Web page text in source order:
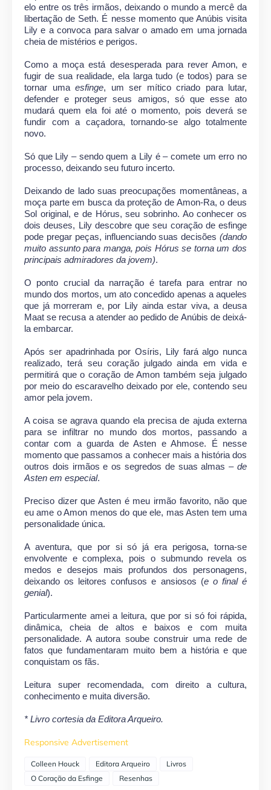
elo entre os três irmãos, deixando o mundo a mercê da
libertação de Seth. É nesse momento que Anúbis visita
Lily e a convoca para salvar o amado em uma jornada
cheia de mistérios e perigos.
Como a moça está desesperada para rever Amon, e
fugir de sua realidade, ela larga tudo (e todos) para se
tornar uma esfinge, um ser mítico criado para lutar,
defender e proteger seus amigos, só que esse ato
mudará quem ela foi até o momento, pois deverá se
fundir com a caçadora, tornando-se algo totalmente
novo.
Só que Lily – sendo quem a Lily é – comete um erro no
processo, deixando seu futuro incerto.
Deixando de lado suas preocupações momentâneas, a
moça parte em busca da proteção de Amon-Ra, o deus
Sol original, e de Hórus, seu sobrinho. Ao conhecer os
dois deuses, Lily descobre que seu coração de esfinge
pode pregar peças, influenciando suas decisões (dando
muito assunto para manga, pois Hórus se torna um dos
principais admiradores da jovem).
O ponto crucial da narração é tarefa para entrar no
mundo dos mortos, um ato concedido apenas a aqueles
que já morreram e, por Lily ainda estar viva, a deusa
Maat se recusa a atender ao pedido de Anúbis de deixá-
la embarcar.
Após ser apadrinhada por Osíris, Lily fará algo nunca
realizado, terá seu coração julgado ainda em vida e
permitirá que o coração de Amon também seja julgado
por meio do escaravelho deixado por ele, contendo seu
amor pela jovem.
A coisa se agrava quando ela precisa de ajuda externa
para se infiltrar no mundo dos mortos, passando a
contar com a guarda de Asten e Ahmose. É nesse
momento que passamos a conhecer mais a história dos
outros dois irmãos e os segredos de suas almas – de
Asten em especial.
Preciso dizer que Asten é meu irmão favorito, não que
eu ame o Amon menos do que ele, mas Asten tem uma
personalidade única.
A aventura, que por si só já era perigosa, torna-se
envolvente e complexa, pois o submundo revela os
medos e desejos mais profundos dos personagens,
deixando os leitores confusos e ansiosos (e o final é
genial).
Particularmente amei a leitura, que por si só foi rápida,
dinâmica, cheia de altos e baixos e com muita
personalidade. A autora soube construir uma rede de
fatos que fundamentaram muito bem a história e que
conquistam os fãs.
Leitura super recomendada, com direito a cultura,
conhecimento e muita diversão.
* Livro cortesia da Editora Arqueiro.
Responsive Advertisement
Colleen Houck Editora Arqueiro
Livros
O Coração da Esfinge
Resenhas